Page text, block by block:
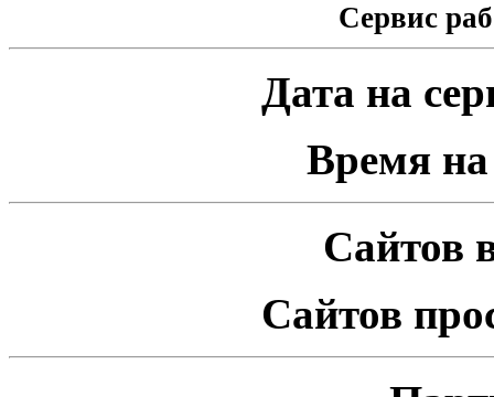
Сервис
Дата на
Время на
Сайтов
Сайтов